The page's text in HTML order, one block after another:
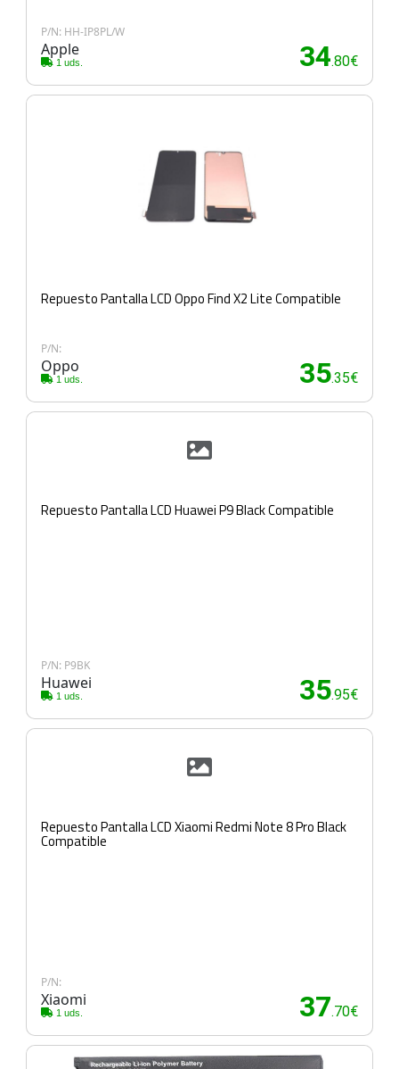
P/N: HH-IP8PL/W
Apple
1 uds. 34.80€
Repuesto Pantalla LCD Oppo Find X2 Lite Compatible
P/N:
Oppo
1 uds. 35.35€
Repuesto Pantalla LCD Huawei P9 Black Compatible
P/N: P9BK
Huawei
1 uds. 35.95€
Repuesto Pantalla LCD Xiaomi Redmi Note 8 Pro Black
Compatible
P/N:
Xiaomi
1 uds. 37.70€